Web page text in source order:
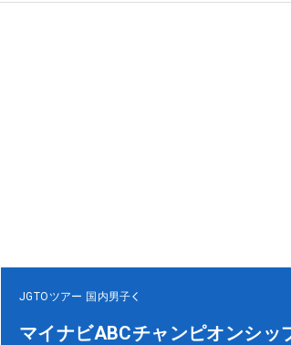
JGTOツアー 国内男子
マイナビABCチャンピオンシッ